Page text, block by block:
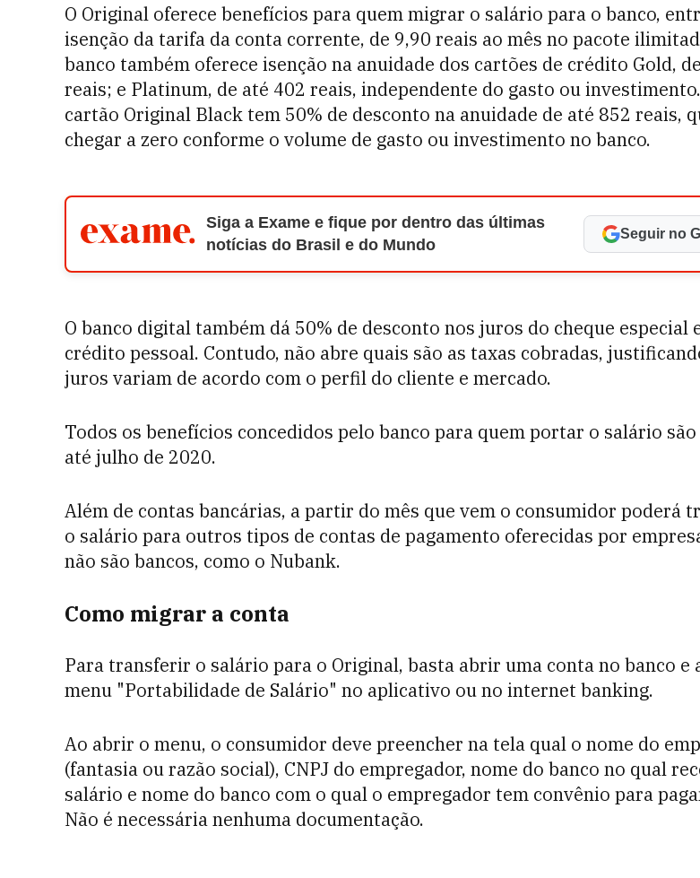
O Original oferece benefícios para quem migrar o salário para o banco,
isenção da tarifa da conta corrente, de 9,90 reais ao mês no pacote
banco também oferece isenção na anuidade dos cartões de crédito Gold,
reais; e Platinum, de até 402 reais, independente do gasto ou
cartão Original Black tem 50% de desconto na anuidade de até 852 reais,
chegar a zero conforme o volume de gasto ou investimento no banco.
Siga a Exame e fique por dentro das últimas
notícias do Brasil e do Mundo
Seguir no
O banco digital também dá 50% de desconto nos juros do cheque especial
crédito pessoal. Contudo, não abre quais são as taxas cobradas,
juros variam de acordo com o perfil do cliente e mercado.
Todos os benefícios concedidos pelo banco para quem portar o salário
até julho de 2020.
Além de contas bancárias, a partir do mês que vem o consumidor poderá
o salário para outros tipos de contas de pagamento oferecidas por
não são bancos, como o Nubank.
Como migrar a conta
Para transferir o salário para o Original, basta abrir uma conta no banco e
menu "Portabilidade de Salário" no aplicativo ou no internet banking.
Ao abrir o menu, o consumidor deve preencher na tela qual o nome do
(fantasia ou razão social), CNPJ do empregador, nome do banco no qual
salário e nome do banco com o qual o empregador tem convênio para
Não é necessária nenhuma documentação.